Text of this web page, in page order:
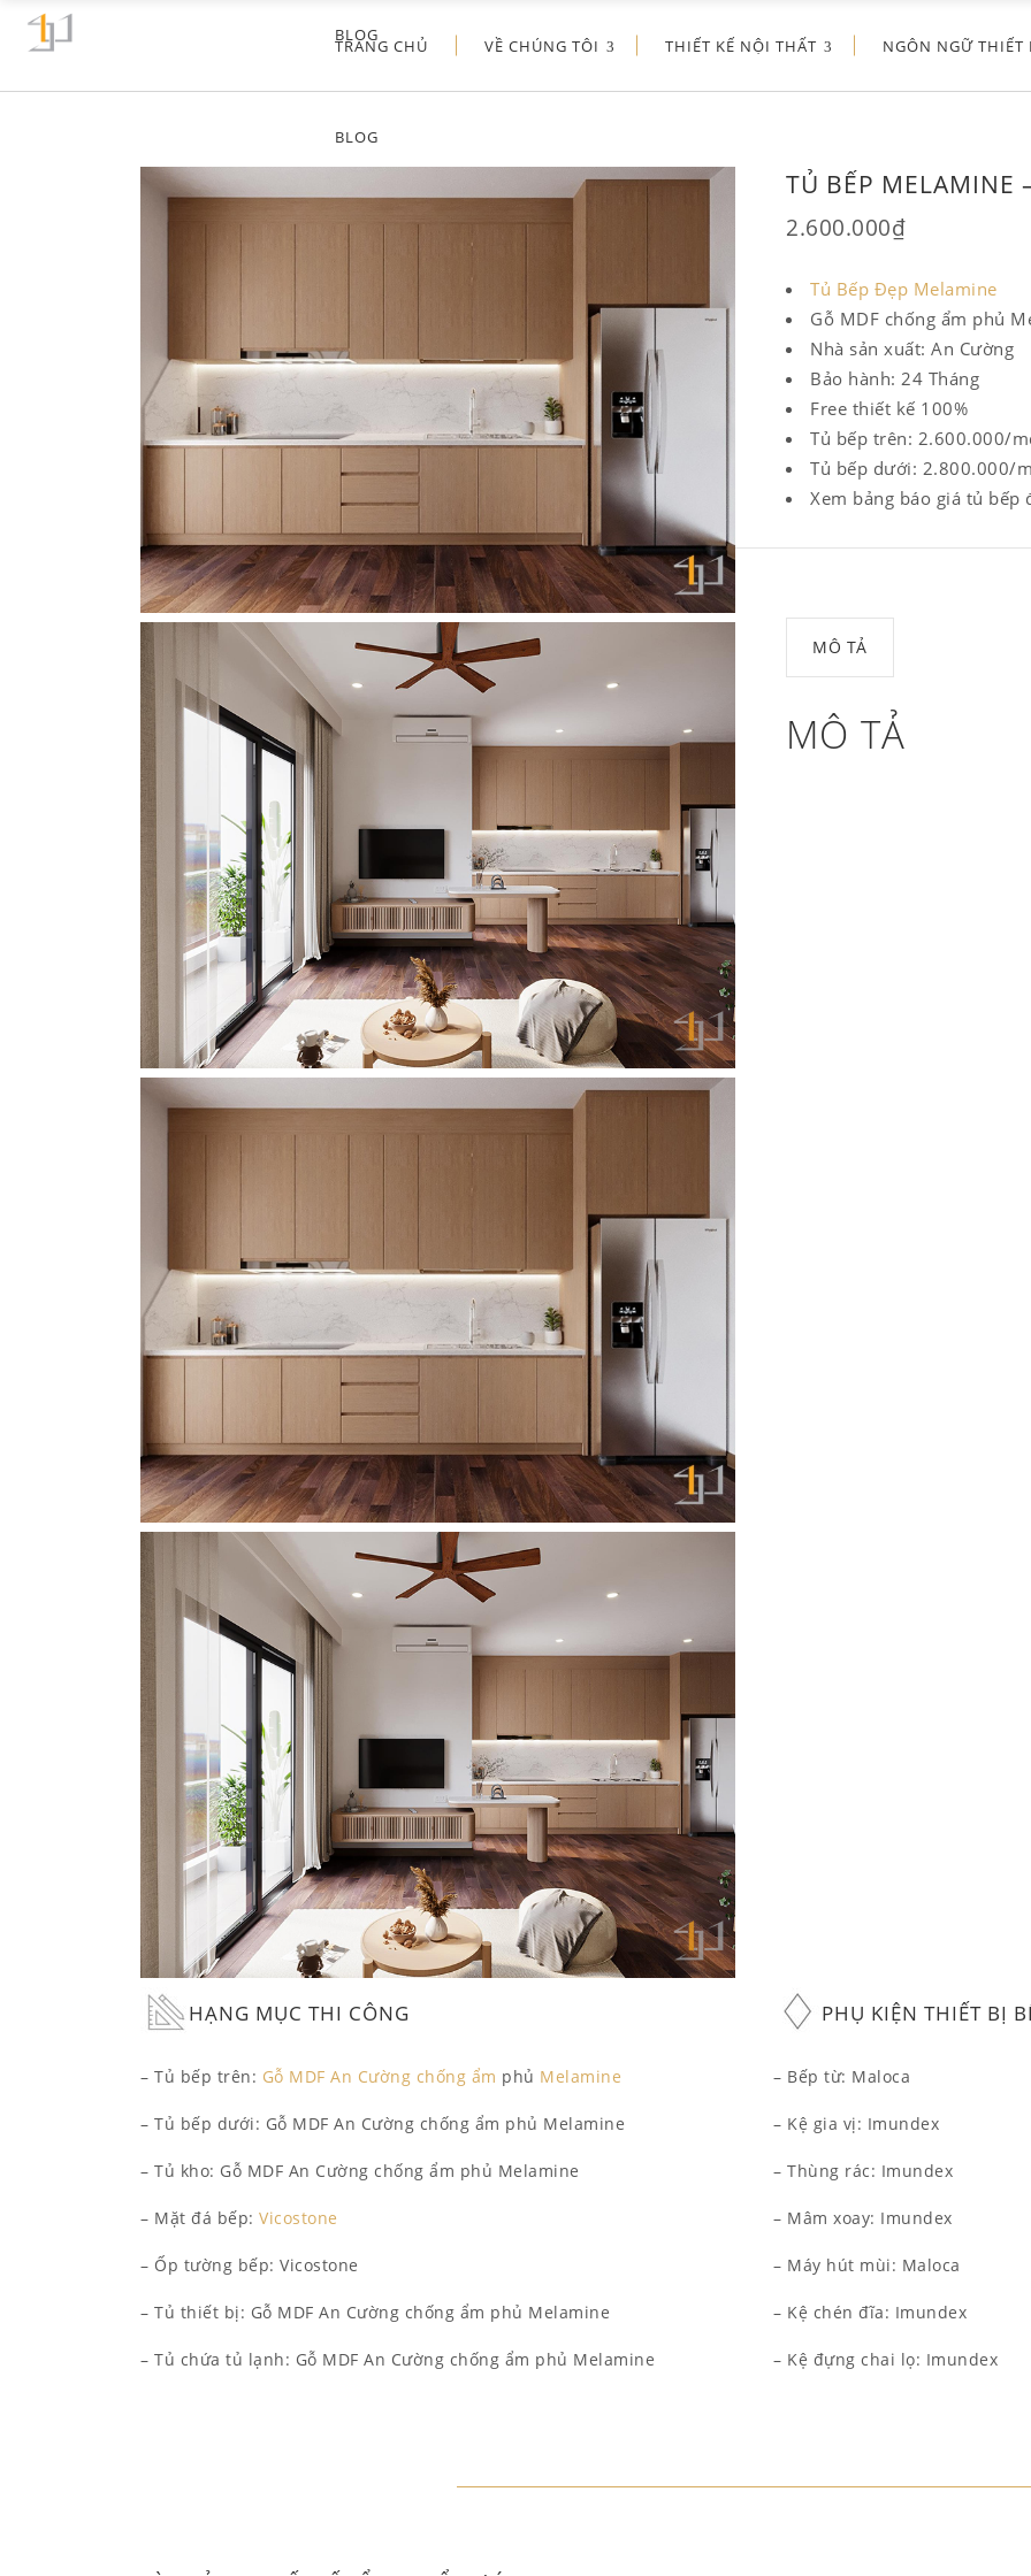
TRANG CHỦ VỀ CHÚNG TÔI THIẾT KẾ NỘI THẤT NGÔN NGỮ THIẾT
BLOG
BLOG
TỦ BẾP MELAMINE
2.600.000₫
Tủ Bếp Đẹp Melamine
Gỗ MDF chống ẩm phủ
Nhà sản xuất: An Cường
Bảo hành: 24 Tháng
Free thiết kế 100%
Tủ bếp trên: 2.600.000/
Tủ bếp dưới: 2.800.000/
Xem bảng báo giá tủ bếp
MÔ TẢ
MÔ TẢ
HẠNG MỤC THI CÔNG
– Tủ bếp trên: Gỗ MDF An Cường chống ẩm phủ Melamine
– Tủ bếp dưới: Gỗ MDF An Cường chống ẩm phủ Melamine
– Tủ kho: Gỗ MDF An Cường chống ẩm phủ Melamine
– Mặt đá bếp: Vicostone
– Ốp tường bếp: Vicostone
– Tủ thiết bị: Gỗ MDF An Cường chống ẩm phủ Melamine
– Tủ chứa tủ lạnh: Gỗ MDF An Cường chống ẩm phủ Melamine
PHỤ KIỆN THIẾT BỊ
– Bếp từ: Maloca
– Kệ gia vị: Imundex
– Thùng rác: Imundex
– Mâm xoay: Imundex
– Máy hút mùi: Maloca
– Kệ chén đĩa: Imundex
– Kệ đựng chai lọ: Imundex